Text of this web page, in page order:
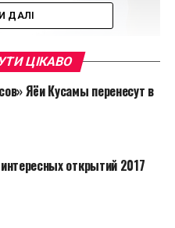
ДАЛІ
ЦІКАВО
Яёи Кусамы перенесут в
открытий 2017